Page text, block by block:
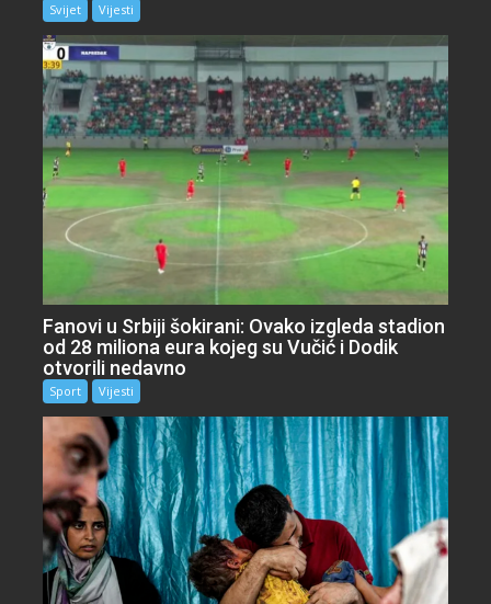
Svijet Vijesti
Fanovi u Srbiji šokirani: Ovako izgleda stadion
od 28 miliona eura kojeg su Vučić i Dodik
otvorili nedavno
Sport Vijesti